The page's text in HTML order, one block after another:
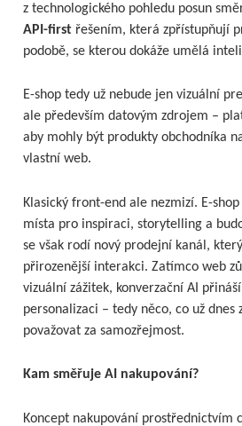
z technologického pohledu posun
API-firstřešením, která zpřístupňují
podobě, se kterou dokáže umělá
E-shop tedy už nebude jen vizuální
ale především datovým zdrojem –
aby mohly být produkty obchodníka
vlastní web.
Klasický front-end ale nezmizí. E-
místa pro inspiraci, storytelling a
se však rodí nový prodejní kanál,
přirozenější interakci. Zatímco web
vizuální zážitek, konverzační AI
personalizaci – tedy něco, co už dnes
považovat za samozřejmost.
Kam směřuje AI nakupování?
Koncept nakupování prostřednictvím